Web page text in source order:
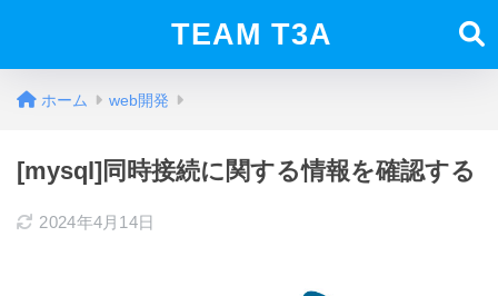
TEAM T3A
ホーム web開発
[mysql]同時接続に関する情報を確認する
2024年4月14日